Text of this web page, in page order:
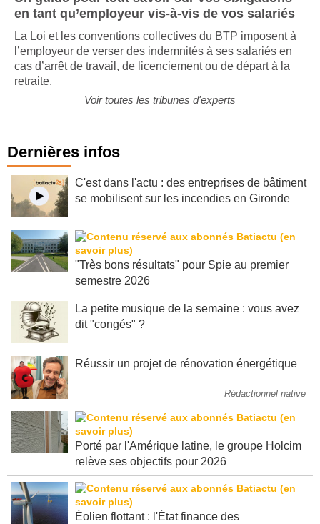
Un guide pour tout savoir sur vos obligations
en tant qu’employeur vis-à-vis de vos salariés
La Loi et les conventions collectives du BTP imposent à
l’employeur de verser des indemnités à ses salariés en
cas d’arrêt de travail, de licenciement ou de départ à la
Dernières infos
C'est dans l'actu : des entreprises de bâtiment
"Très bons résultats" pour Spie au premier
La petite musique de la semaine : vous avez
Rédactionnel native
Porté par l'Amérique latine, le groupe Holcim